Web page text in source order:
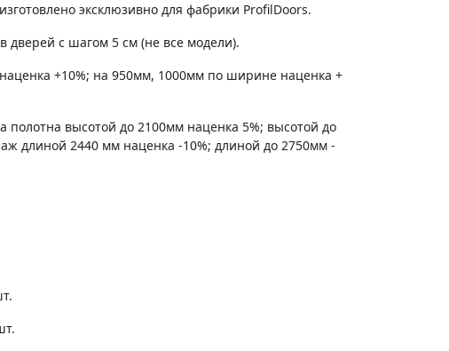
эксклюзивно для фабрики ProfilDoors.
дверей с шагом 5 см (не все модели).
+10%; на 950мм, 1000мм по ширине наценка +
полотна высотой до 2100мм наценка 5%; высотой до
длиной 2440 мм наценка -10%; длиной до 2750мм -